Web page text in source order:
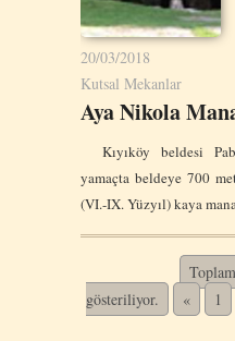
20/03/2018
Kutsal Mekanlar
Aya Nikola
Kıyıköy beldesi
yamaçta beldeye 700
(VI.-IX. Yüzyıl) kaya
gösteriliyor.
« 1